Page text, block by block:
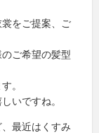
ご提案、ご
希望の髪型
。
いですね。
最近はくすみ